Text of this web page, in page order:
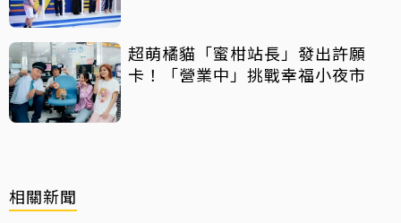
超萌橘貓「蜜柑站長」發出許願
卡！「營業中」挑戰幸福小夜市
相關新聞